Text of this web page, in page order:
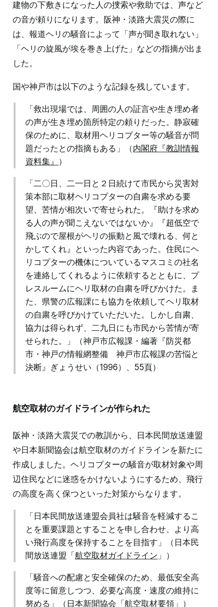
建物の下敷きになった人の捜索や救助では、声など
の音が頼りになります。阪神・淡路大震災の際に
は、報道ヘリの騒音によって「声が聞き取れない」
「ヘリの旋風が埃を巻き上げた」などの指摘が出ま
した。
国や神戸市は以下のような記録を残しています。
「救出現場では、周囲の人の証言や生き埋め者
の声が生き埋め箇所特定の頼りだった。静寂確
保のために、取材用ヘリコプター等の騒音が問
題だったとの指摘もある」（内閣府『教訓情報
資料集』 ）
「二〇日、二一日と２日続けて市民から災害対
策本部に取材ヘリコプターの自粛を求める要
望、苦情が相次いで寄せられた。『助けを求め
る人の声が聞こえないではないか』『超低空で
飛ぶので屋根がヘリの振動と風で壊れる、何と
かしてくれ』といった内容であった。住民にヘ
リコプターの機体についているマスコミの社名
を連絡してくれるように依頼するとともに、プ
レスルームにヘリ取材の自粛を呼びかけた。ま
た、県警の広報課にも協力を依頼してヘリ取材
の自粛を呼びかけていただいた。しかし自粛、
協力は得られず、二九日にも市民から苦情が寄
せられた。」（神戸市広報課・編著『防災都
市・神戸の情報網整備 神戸市広報課の苦悩と
決断』ぎょうせい（1996）、55頁）
航空取材のガイドラインが作られた
阪神・淡路大震災での教訓から、日本民間放送連盟
や日本新聞協会は航空取材のガイドラインを新たに
作成しました。ヘリコプターの騒音が取材対象や周
辺住民などに迷惑をかけないようにするため、飛行
の高度を高く保つといった対策からなります。
「日本民間放送連盟会員社は騒音を軽減するこ
とを重要課題とすることを申し合わせ、より高
い飛行高度を保持することを目指す」（日本民
間放送連盟「航空取材ガイドライン 」）
「騒音への配慮と安全確保のため、最低安全高
度等に留意しつつ、必要な高度・速度の維持に
努める」（日本新聞協会「航空取材要領 」）